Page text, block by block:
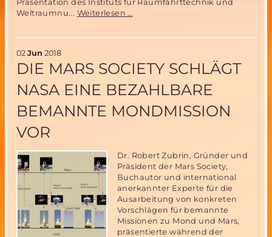
Präsentation des Instituts für Raumfahrttechnik und
Weltraumnu... Weiterlesen …
der
der
München
02 Jun 2018
DIE MARS SOCIETY SCHLÄGT
NASA EINE BEZAHLBARE
BEMANNTE MONDMISSION
VOR
Dr. Robert Zubrin, Gründer und
Präsident der Mars Society,
Buchautor und international
anerkannter Experte für die
Ausarbeitung von konkreten
Vorschlägen für bemannte
Missionen zu Mond und Mars,
präsentierte während der